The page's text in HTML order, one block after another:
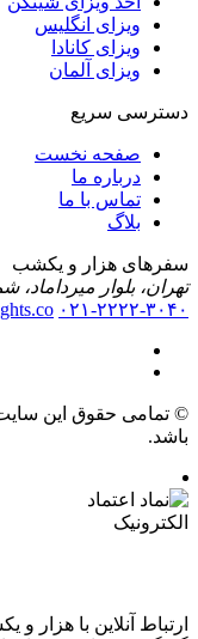
ویزای انگلیس
ویزای کانادا
ویزای آلمان
دسترسی سریع
صفحه نخست
درباره ما
تماس با ما
بلاگ
سفرهای هزار و یکشب
تهران، بلوار میرداماد، شماره ۱۸۳ ،
۰۲۱-۲۲۲۲-۳۰۴۰
© تمامی حقوق این
باشد.
ارتباط آنلاین با هزار و